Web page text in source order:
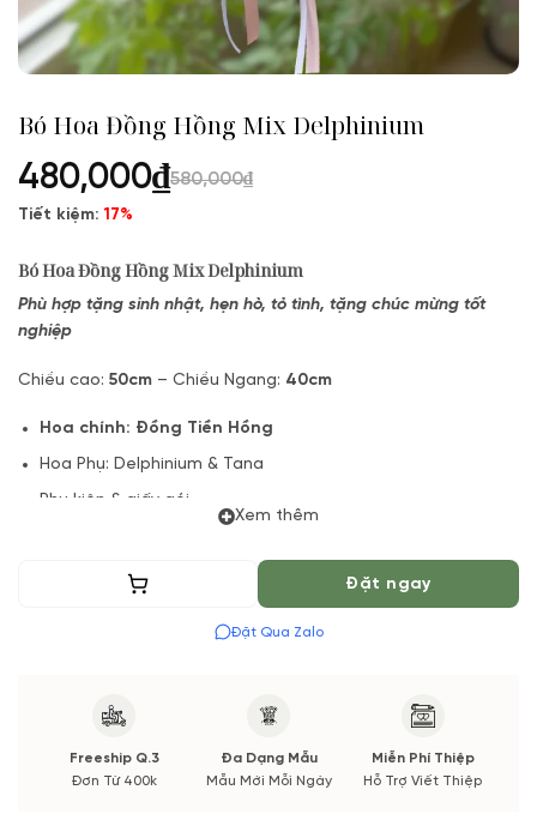
Bó Hoa Đồng Hồng Mix Delphinium
480,000₫580,000₫
Tiết kiệm:17%
Bó Hoa Đồng Hồng Mix Delphinium
Phù hợp tặng sinh nhật, hẹn hò, tỏ tình, tặng chúc mừng tốt
nghiệp
Chiều cao: 50cm – Chiều Ngang: 40cm
Hoa chính: Đồng Tiền Hồng
Hoa Phụ: Delphinium & Tana
Phụ kiện & giấy gói
Bởi vì: một số loại hoa trong mẫu theo mùa sẽ không có hoặc
chất lượng không đảm bảo nếu có thay đổi sẽ được thông
cũng như chất lượng hoa tươi đẹp và đầy đặn nhất. Bạn sẽ
nhận được ảnh chụp trước khi chúng mình giao hoa.
Xem thêm
Thêm vào giỏ Đặt ngay
Đặt Qua Zalo
Freeship Q.3
Đơn Từ 400k
Đa Dạng Mẫu
Mẫu Mới Mỗi Ngày
Miễn Phí Thiệp
Hỗ Trợ Viết Thiệp